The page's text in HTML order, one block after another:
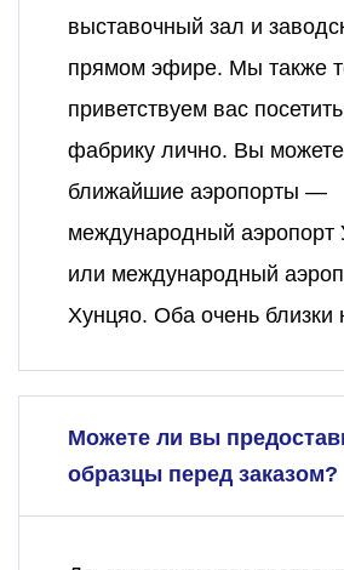
выставочный зал и
прямом эфире. Мы также
приветствуем вас
фабрику лично. Вы
ближайшие аэропорты —
международный
или международный
Хунцяо. Оба очень близки
Можете ли вы
образцы перед заказом?